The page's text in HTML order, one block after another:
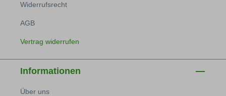
Widerrufsrecht
AGB
Vertrag widerrufen
Informationen
Über uns